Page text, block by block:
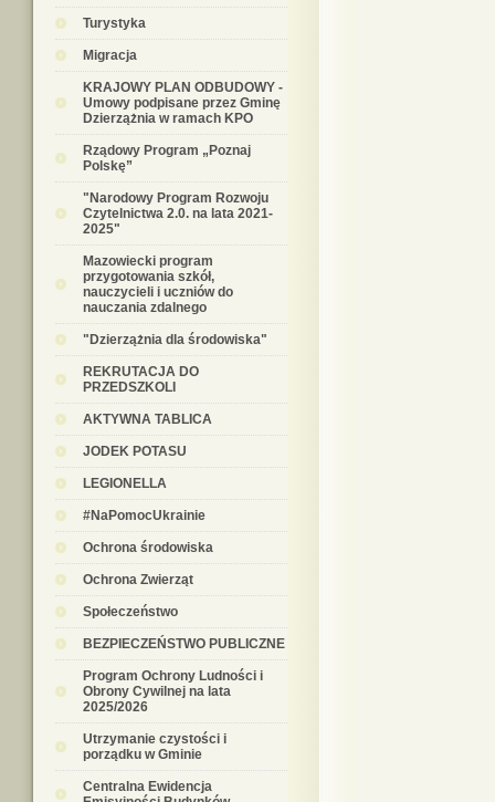
Turystyka
Migracja
KRAJOWY PLAN ODBUDOWY -
Umowy podpisane przez Gminę
Dzierzążnia w ramach KPO
Rządowy Program „Poznaj
Polskę”
"Narodowy Program Rozwoju
Czytelnictwa 2.0. na lata 2021-
2025"
Mazowiecki program
przygotowania szkół,
nauczycieli i uczniów do
nauczania zdalnego
"Dzierzążnia dla środowiska"
REKRUTACJA DO
PRZEDSZKOLI
AKTYWNA TABLICA
JODEK POTASU
LEGIONELLA
#NaPomocUkrainie
Ochrona środowiska
Ochrona Zwierząt
Społeczeństwo
BEZPIECZEŃSTWO PUBLICZNE
Program Ochrony Ludności i
Obrony Cywilnej na lata
2025/2026
Utrzymanie czystości i
porządku w Gminie
Centralna Ewidencja